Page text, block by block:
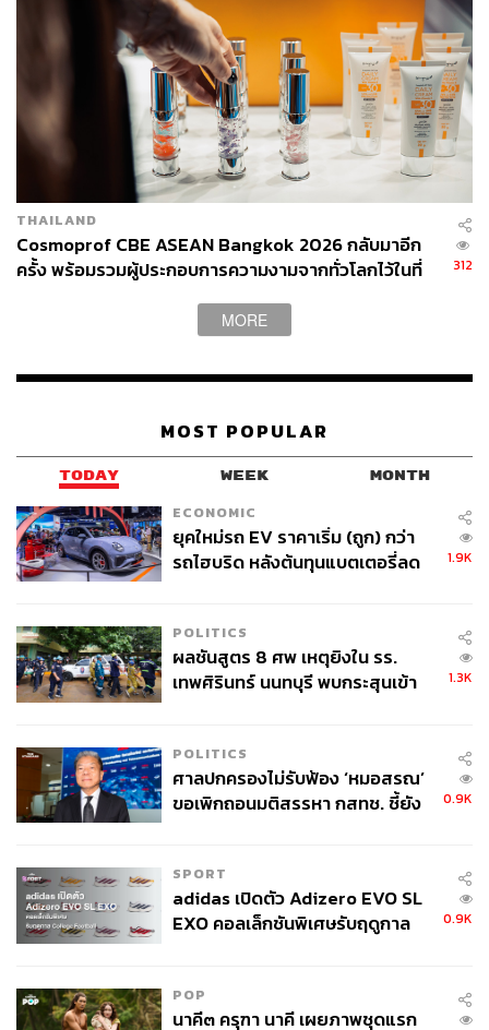
THAILAND
Cosmoprof CBE ASEAN Bangkok 2026 กลับมาอีก
ครั้ง พร้อมรวมผู้ประกอบการความงามจากทั่วโลกไว้ในที่
312
MORE
MOST POPULAR
TODAY WEEK MONTH
ECONOMIC
ยุคใหม่รถ EV ราคาเริ่ม (ถูก) กว่า
รถไฮบริด หลังต้นทุนแบตเตอรี่ลด
1.9K
POLITICS
ผลชันสูตร 8 ศพ เหตุยิงใน รร.
เทพศิรินทร์ นนทบุรี พบกระสุนเข้า
1.3K
POLITICS
ศาลปกครองไม่รับฟ้อง ‘หมอสรณ’
ขอเพิกถอนมติสรรหา กสทช. ชี้ยัง
0.9K
SPORT
adidas เปิดตัว Adizero EVO SL
EXO คอลเล็กชันพิเศษรับฤดูกาล
0.9K
POP
นาคี๓ ครุฑา นาคี เผยภาพชุดแรก